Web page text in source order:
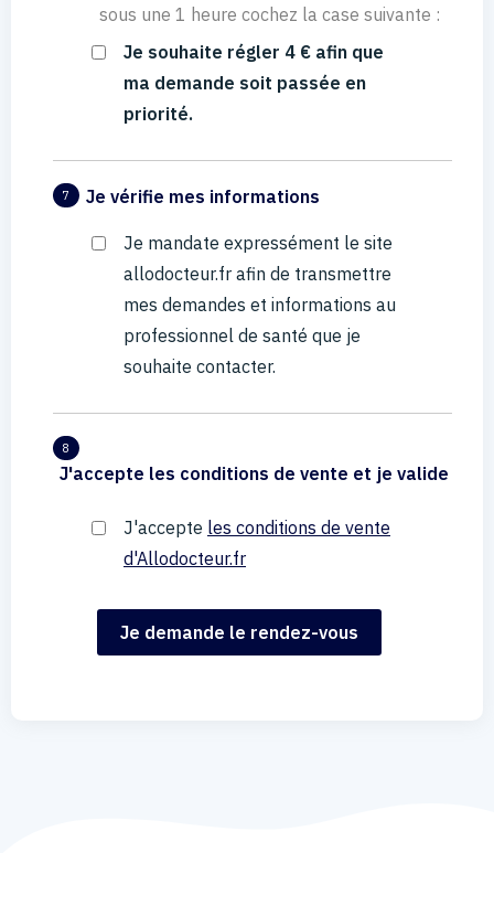
sous une 1 heure cochez la case suivante :
Je souhaite régler 4 € afin que
ma demande soit passée en
priorité.
7 Je vérifie mes informations
Je mandate expressément le site
allodocteur.fr afin de transmettre
mes demandes et informations au
professionnel de santé que je
souhaite contacter.
8
J'accepte les conditions de vente et je valide
J'accepte les conditions de vente
d'Allodocteur.fr